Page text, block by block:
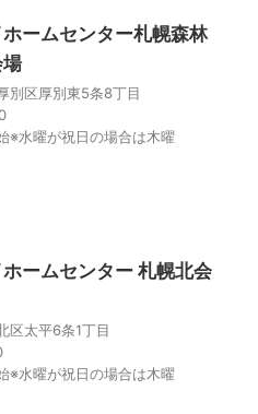
ームセンター札幌森林
別区厚別東5条8丁目
※水曜が祝日の場合は木曜
ームセンター 札幌北会
区太平6条1丁目
※水曜が祝日の場合は木曜